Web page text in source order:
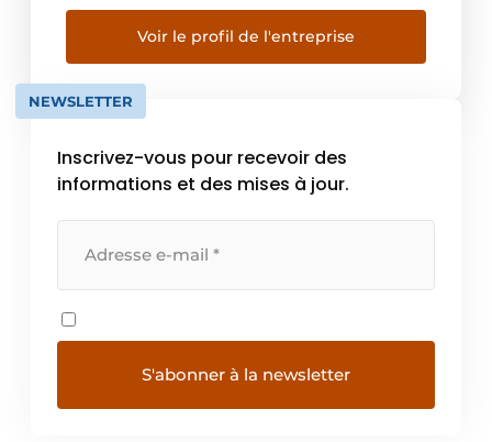
et des développeurs infatigables. Nous
travaillons en partenariat avec KNX,
accumulons les brevets et les récompenses,
avons une âme de designer et façonnons le
futur. Le nom de […]
Voir le profil de l'entreprise
NEWSLETTER
Inscrivez-vous pour recevoir des
informations et des mises à jour.